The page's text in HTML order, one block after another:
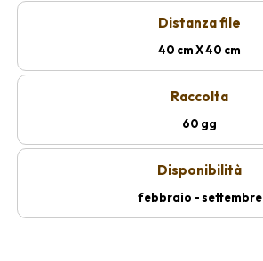
Distanza file
40 cm X 40 cm
Raccolta
60 gg
Disponibilità
febbraio - settembre